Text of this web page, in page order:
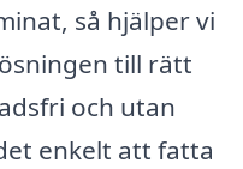
så hjälper vi
till rätt
och utan
enkelt att fatta